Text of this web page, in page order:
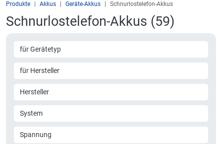
Produkte Akkus Geräte-Akkus Schnurlostelefon-Akkus
Schnurlostelefon-Akkus (59)
für Gerätetyp
für Hersteller
Hersteller
System
Spannung